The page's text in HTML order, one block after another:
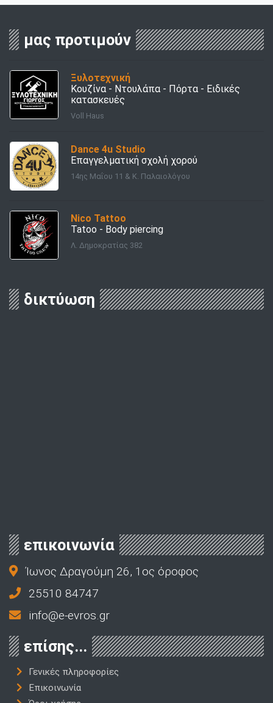
μας προτιμούν
Ξυλοτεχνική
Κουζίνα - Ντουλάπα - Πόρτα - Ειδικές
κατασκευές
Voll Haus
Dance 4u Studio
Επαγγελματική σχολή χορού
14ης Μαΐου 11 & Κ. Παλαιολόγου
Nico Tattoo
Tatoo - Body piercing
Λ. Δημοκρατίας 382
δικτύωση
επικοινωνία
Ίωνος Δραγούμη 26, 1ος όροφος
25510 84747
info@e-evros.gr
επίσης...
Γενικές πληροφορίες
Επικοινωνία